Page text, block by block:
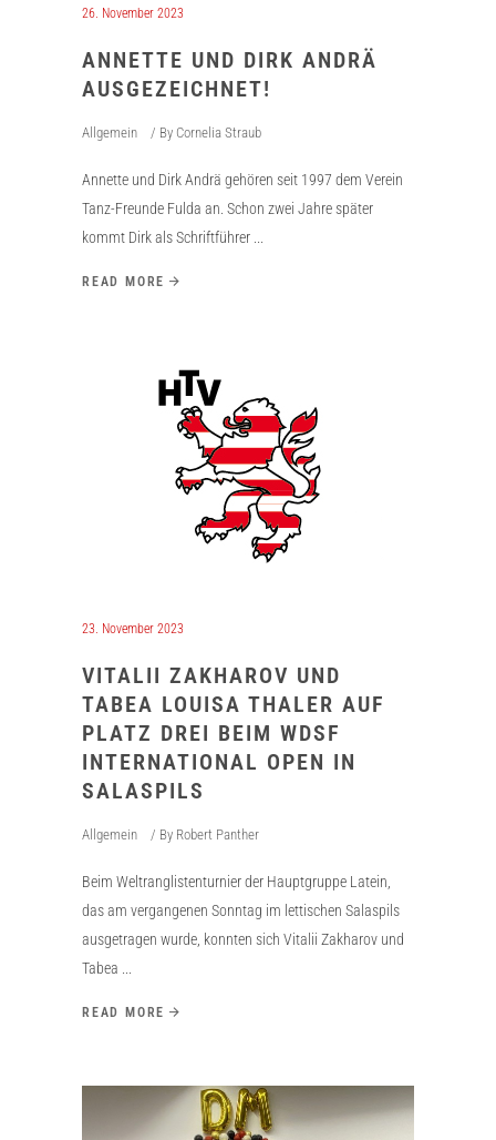
26. November 2023
ANNETTE UND DIRK ANDRÄ
AUSGEZEICHNET!
Allgemein By Cornelia Straub
Annette und Dirk Andrä gehören seit 1997 dem Verein
Tanz-Freunde Fulda an. Schon zwei Jahre später
kommt Dirk als Schriftführer
READ MORE
23. November 2023
VITALII ZAKHAROV UND
TABEA LOUISA THALER AUF
PLATZ DREI BEIM WDSF
INTERNATIONAL OPEN IN
SALASPILS
Allgemein By Robert Panther
Beim Weltranglistenturnier der Hauptgruppe Latein,
das am vergangenen Sonntag im lettischen Salaspils
ausgetragen wurde, konnten sich Vitalii Zakharov und
Tabea
READ MORE